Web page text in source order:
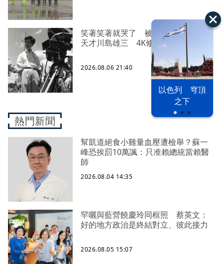
以色列 穹頂
之下
笑著笑著就哭了 被遺忘的日本喜劇
天才川島雄三 4K修復重返大銀幕
2026.08.06 21:40
熱門新聞
幫凱道絕食小雞量血壓遭檢舉？蘇一
峰恐挨罰10萬諷：只准賴總統當賴醫
師
2026.08.04 14:35
罕曬與藍營饒慶玲同框照 蔡英文：
好的地方政治是終結對立、彼此接力
2026.08.05 15:07